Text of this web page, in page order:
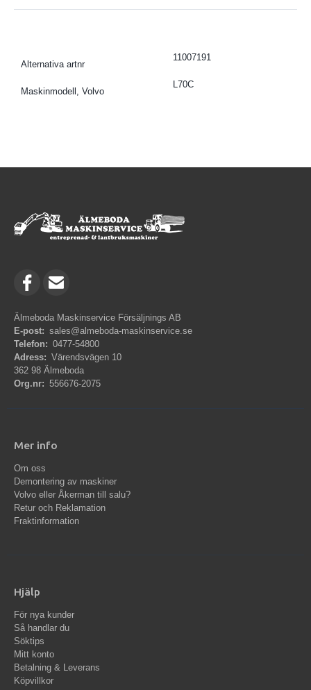
Alternativa artnr
11007191
Maskinmodell, Volvo
L70C
Älmeboda Maskinservice Försäljnings AB
E-post: sales@almeboda-maskinservice.se
Telefon: 0477-54800
Adress: Värendsvägen 10
362 98 Älmeboda
Org.nr: 556676-2075
Mer info
Om oss
Demontering av maskiner
Volvo eller Åkerman till salu?
Retur och Reklamation
Fraktinformation
Hjälp
För nya kunder
Så handlar du
Söktips
Mitt konto
Betalning & Leverans
Köpvillkor